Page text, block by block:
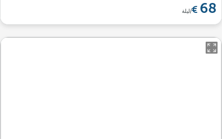
68 /ليلة